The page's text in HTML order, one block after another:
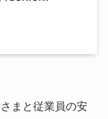
まと従業員の安